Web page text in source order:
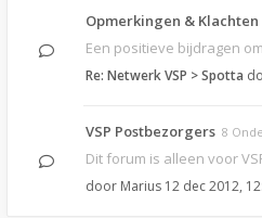
Opmerkingen & Klachten
Een positieve bijdragen
Re: Netwerk VSP > Spotta
VSP Postbezorgers 8
Dit forum is alleen voor
door Marius 12 dec 2012,